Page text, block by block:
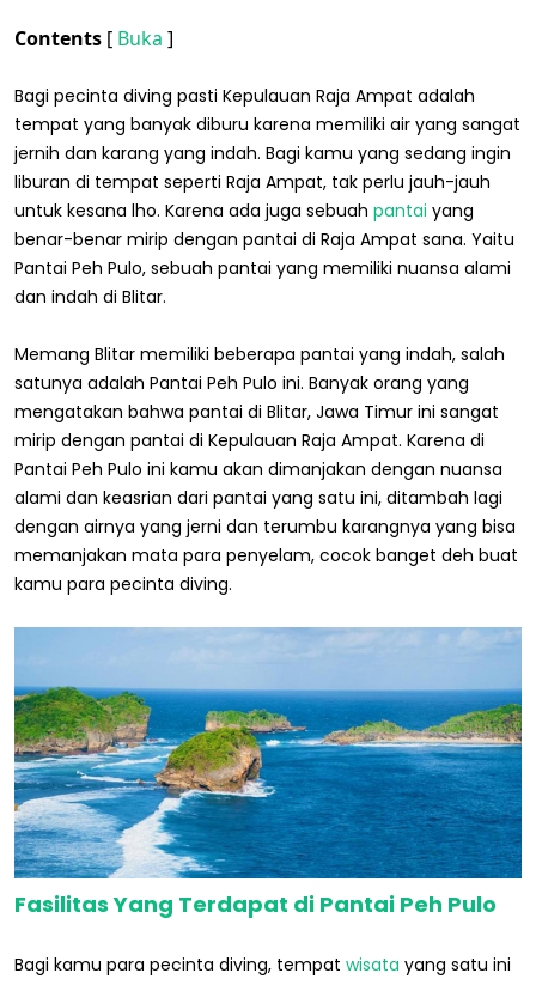
Contents [ Buka ]
Bagi pecinta diving pasti Kepulauan Raja Ampat adalah
tempat yang banyak diburu karena memiliki air yang sangat
jernih dan karang yang indah. Bagi kamu yang sedang ingin
liburan di tempat seperti Raja Ampat, tak perlu jauh-jauh
untuk kesana lho. Karena ada juga sebuah pantai yang
benar-benar mirip dengan pantai di Raja Ampat sana. Yaitu
Pantai Peh Pulo, sebuah pantai yang memiliki nuansa alami
dan indah di Blitar.
Memang Blitar memiliki beberapa pantai yang indah, salah
satunya adalah Pantai Peh Pulo ini. Banyak orang yang
mengatakan bahwa pantai di Blitar, Jawa Timur ini sangat
mirip dengan pantai di Kepulauan Raja Ampat. Karena di
Pantai Peh Pulo ini kamu akan dimanjakan dengan nuansa
alami dan keasrian dari pantai yang satu ini, ditambah lagi
dengan airnya yang jerni dan terumbu karangnya yang bisa
memanjakan mata para penyelam, cocok banget deh buat
kamu para pecinta diving.
Fasilitas Yang Terdapat di Pantai Peh Pulo
Bagi kamu para pecinta diving, tempat wisata yang satu ini